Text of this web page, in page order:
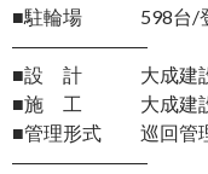
■駐輪場 598台/登
―――――――
■設 計 大成建設株
■施 工 大成建設
■管理形式 巡回管
―――――――